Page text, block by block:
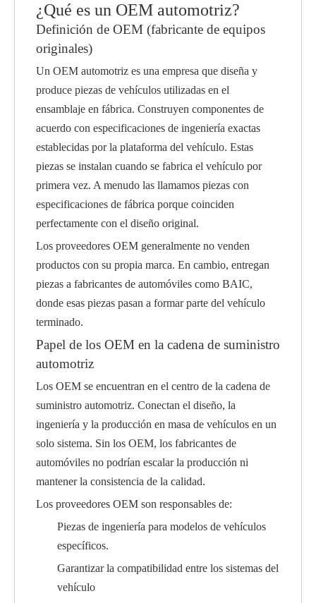
¿Qué es un OEM automotriz?
Definición de OEM (fabricante de equipos
originales)
Un OEM automotriz es una empresa que diseña y
produce piezas de vehículos utilizadas en el
ensamblaje en fábrica. Construyen componentes de
acuerdo con especificaciones de ingeniería exactas
establecidas por la plataforma del vehículo. Estas
piezas se instalan cuando se fabrica el vehículo por
primera vez. A menudo las llamamos piezas con
especificaciones de fábrica porque coinciden
perfectamente con el diseño original.
Los proveedores OEM generalmente no venden
productos con su propia marca. En cambio, entregan
piezas a fabricantes de automóviles como BAIC,
donde esas piezas pasan a formar parte del vehículo
terminado.
Papel de los OEM en la cadena de suministro
automotriz
Los OEM se encuentran en el centro de la cadena de
suministro automotriz. Conectan el diseño, la
ingeniería y la producción en masa de vehículos en un
solo sistema. Sin los OEM, los fabricantes de
automóviles no podrían escalar la producción ni
mantener la consistencia de la calidad.
Los proveedores OEM son responsables de:
Piezas de ingeniería para modelos de vehículos
específicos.
Garantizar la compatibilidad entre los sistemas del
vehículo